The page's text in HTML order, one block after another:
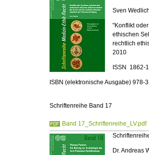
Sven
"Konflikt
ethischen
rechtlich
2010
ISSN 1862-
ISBN (elektronische Ausgabe) 978-
Schriftenreihe Band 17
Band 17_Schriftenreihe_LV.pdf
Dr. Andreas